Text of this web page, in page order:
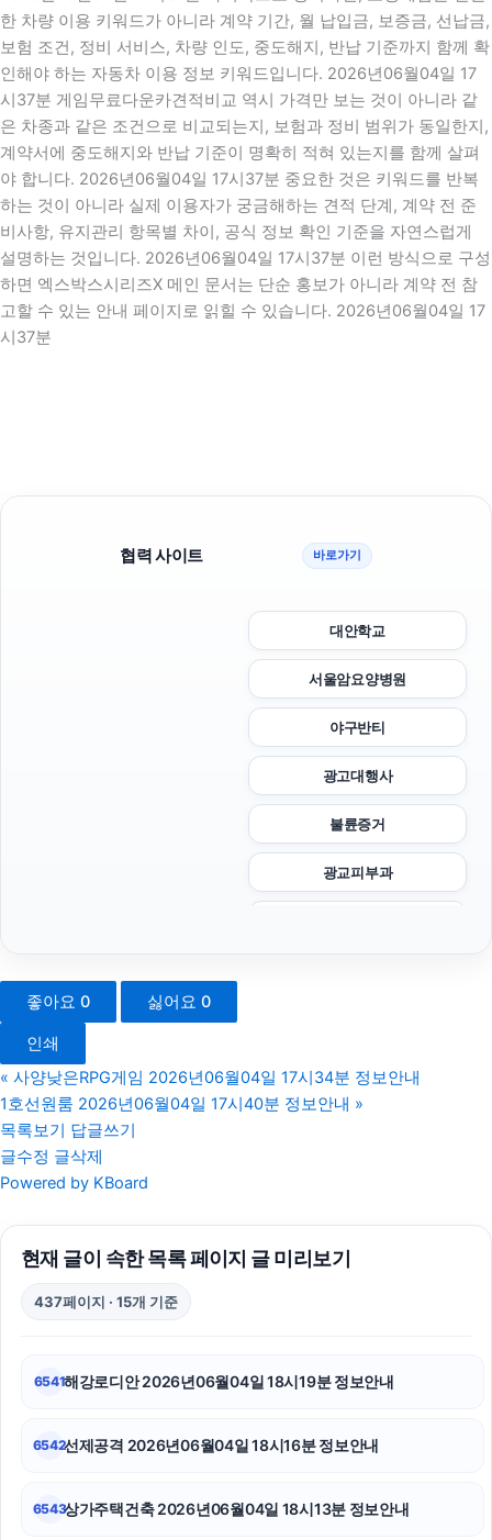
한 차량 이용 키워드가 아니라 계약 기간, 월 납입금, 보증금, 선납금,
보험 조건, 정비 서비스, 차량 인도, 중도해지, 반납 기준까지 함께 확
인해야 하는 자동차 이용 정보 키워드입니다. 2026년06월04일 17
시37분 게임무료다운카견적비교 역시 가격만 보는 것이 아니라 같
은 차종과 같은 조건으로 비교되는지, 보험과 정비 범위가 동일한지,
계약서에 중도해지와 반납 기준이 명확히 적혀 있는지를 함께 살펴
야 합니다. 2026년06월04일 17시37분 중요한 것은 키워드를 반복
하는 것이 아니라 실제 이용자가 궁금해하는 견적 단계, 계약 전 준
비사항, 유지관리 항목별 차이, 공식 정보 확인 기준을 자연스럽게
설명하는 것입니다. 2026년06월04일 17시37분 이런 방식으로 구성
하면 엑스박스시리즈X 메인 문서는 단순 홍보가 아니라 계약 전 참
고할 수 있는 안내 페이지로 읽힐 수 있습니다. 2026년06월04일 17
시37분
협력 사이트 바로가기
대안학교
서울암요양병원
야구반티
광고대행사
불륜증거
광교피부과
강동구하수구막힘
동탄피부과
인천하수구막힘
흥신소
좋아요 0 싫어요 0
인쇄
« 사양낮은RPG게임 2026년06월04일 17시34분 정보안내
1호선원룸 2026년06월04일 17시40분 정보안내 »
목록보기 답글쓰기
글수정 글삭제
Powered by KBoard
현재 글이 속한 목록 페이지 글 미리보기
437페이지 · 15개 기준
6541해강로디안 2026년06월04일 18시19분 정보안내
6542선제공격 2026년06월04일 18시16분 정보안내
6543상가주택건축 2026년06월04일 18시13분 정보안내